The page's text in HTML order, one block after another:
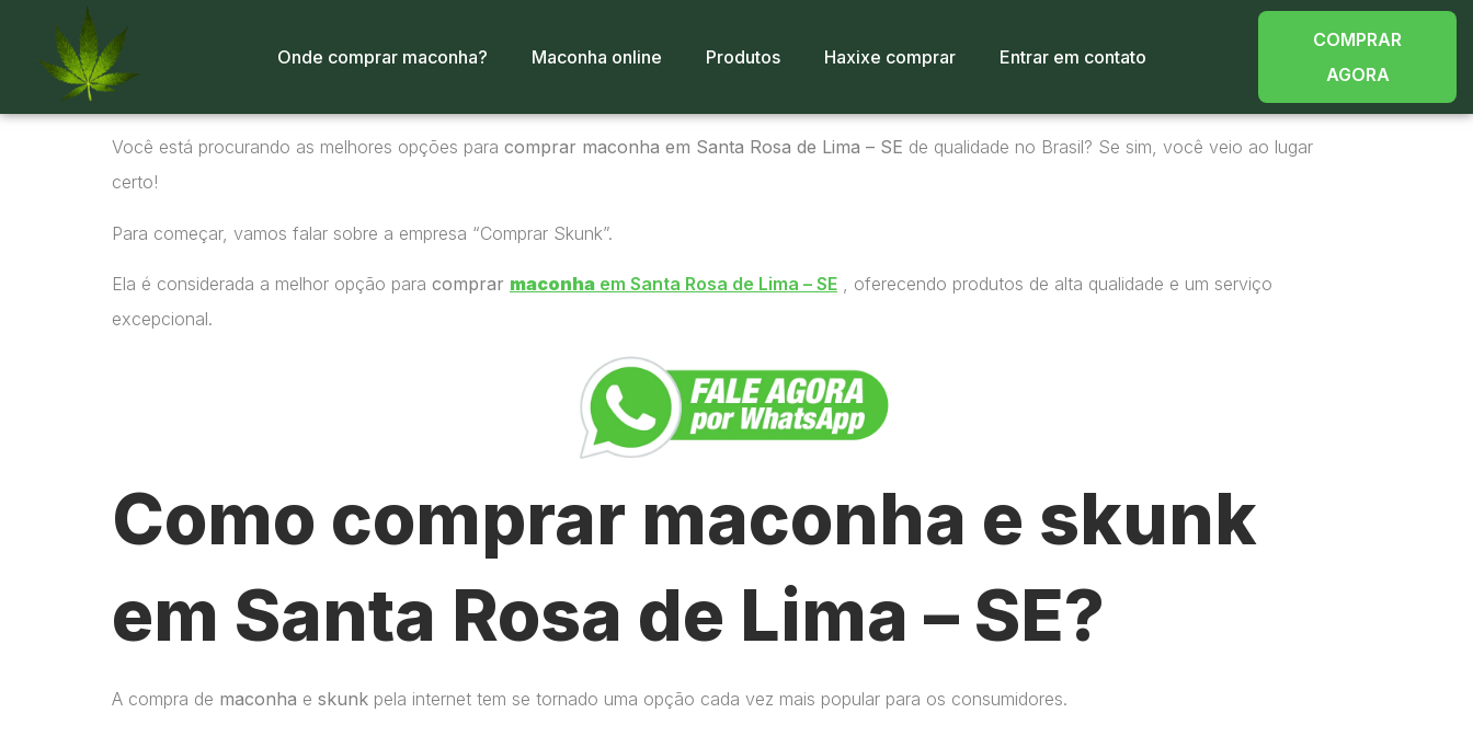
Onde comprar maconha? Maconha online Produtos Haxixe comprar Entrar em contato
COMPRAR
AGORA
Você está procurando as melhores opções para comprar maconha em Santa Rosa de Lima – SE de qualidade no Brasil? Se sim, você veio ao lugar
certo!
Para começar, vamos falar sobre a empresa “Comprar Skunk”.
Ela é considerada a melhor opção para comprar maconha em Santa Rosa de Lima – SE , oferecendo produtos de alta qualidade e um serviço
excepcional.
Como comprar maconha e skunk
em Santa Rosa de Lima – SE?
A compra de maconha e skunk pela internet tem se tornado uma opção cada vez mais popular para os consumidores.